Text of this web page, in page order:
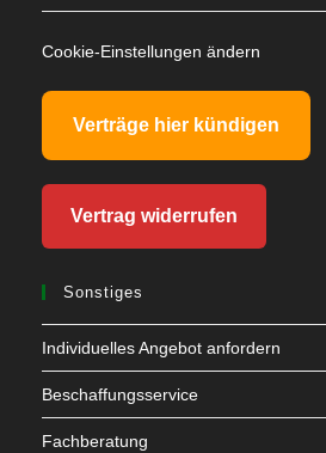
Cookie-Einstellungen ändern
Verträge hier kündigen
Vertrag widerrufen
Sonstiges
Individuelles Angebot anfordern
Beschaffungsservice
Fachberatung